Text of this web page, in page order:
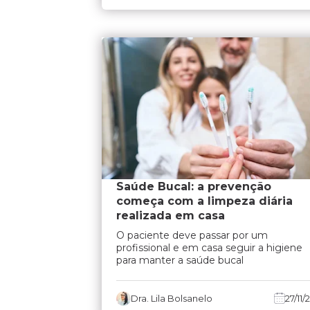
Saúde Bucal: a prevenção
começa com a limpeza diária
realizada em casa
O paciente deve passar por um
profissional e em casa seguir a higiene
para manter a saúde bucal
Dra. Lila Bolsanelo 27/11/